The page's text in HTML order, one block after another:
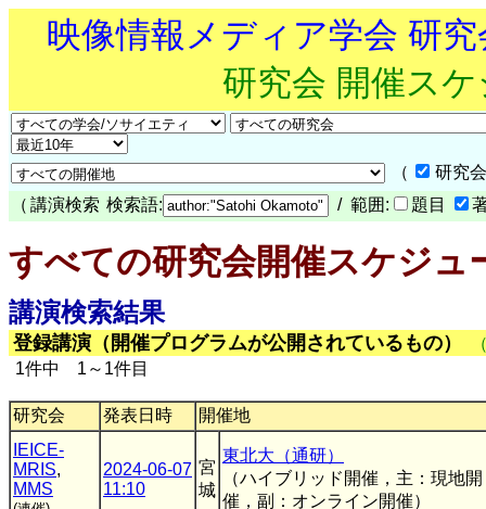
映像情報メディア学会 研
研究会 開催ス
（
研究
（ 講演検索 検索語: / 範囲: 題目
すべての研究会開催スケジュ
講演検索結果
登録講演（開催プログラムが公開されているもの）
1件中 1～1件目
研究会 発表日時
開催地
IEICE-
MRIS,
MMS
2024-06-07
11:10
宮
城
東北大（通研）
（ハイブリッド開催，主：現地開
催，副：オンライン開催）